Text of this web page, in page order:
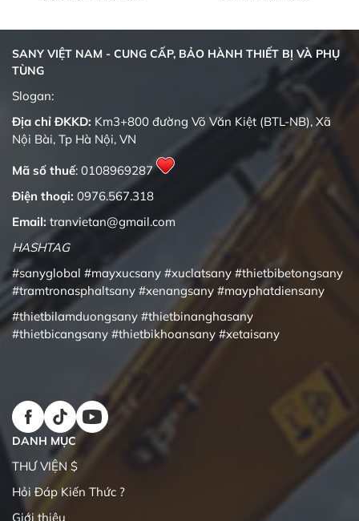
SANY VIỆT NAM - CUNG CẤP, BẢO HÀNH THIẾT BỊ VÀ PHỤ
TÙNG
Slogan:
Địa chỉ ĐKKD: Km3+800 đường Võ Văn Kiệt (BTL-NB), Xã
Nội Bài, Tp Hà Nội, VN
Mã số thuế: 0108969287
Điện thoại: 0976.567.318
Email: tranvietan@gmail.com
HASHTAG
#sanyglobal #mayxucsany #xuclatsany #thietbibetongsany
#tramtronasphaltsany #xenangsany #mayphatdiensany
#thietbilamduongsany #thietbinanghasany
#thietbicangsany #thietbikhoansany #xetaisany
DANH MỤC
THƯ VIỆN $
Hỏi Đáp Kiến Thức ?
Giới thiệu